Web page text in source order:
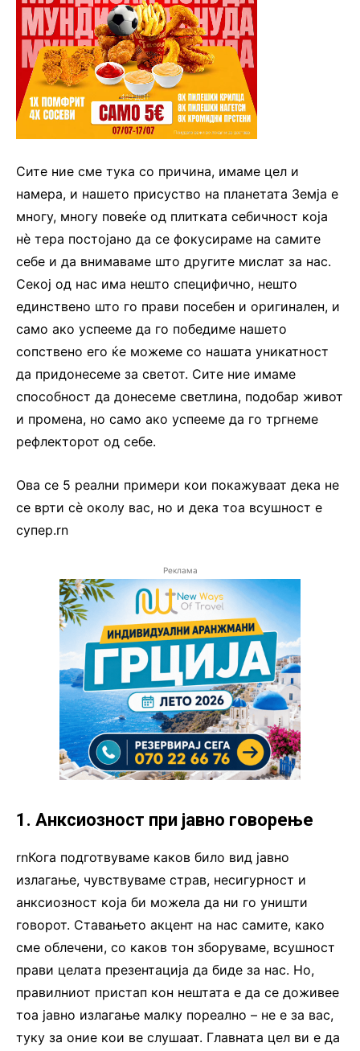
Сите ние сме тука со причина, имаме цел и
намера, и нашето присуство на планетата Земја е
многу, многу повеќе од плитката себичност која
нè тера постојано да се фокусираме на самите
себе и да внимаваме што другите мислат за нас.
Секој од нас има нешто специфично, нешто
единствено што го прави посебен и оригинален, и
само ако успееме да го победиме нашето
сопствено его ќе можеме со нашата уникатност
да придонесеме за светот. Сите ние имаме
способност да донесеме светлина, подобар живот
и промена, но само ако успееме да го тргнеме
рефлекторот од себе.
Ова се 5 реални примери кои покажуваат дека не
се врти сè околу вас, но и дека тоа всушност е
супер.rn
Реклама
1. Анксиозност при јавно говорење
rnКога подготвуваме каков било вид јавно
излагање, чувствуваме страв, несигурност и
анксиозност која би можела да ни го уништи
говорот. Ставањето акцент на нас самите, како
сме облечени, со каков тон зборуваме, всушност
прави целата презентација да биде за нас. Но,
правилниот пристап кон нештата е да се доживее
тоа јавно излагање малку пореално – не е за вас,
туку за оние кои ве слушаат. Главната цел ви е да